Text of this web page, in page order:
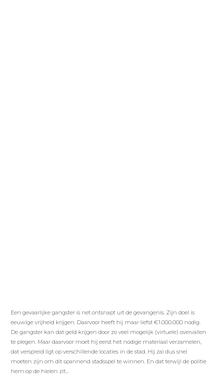
Een gevaarlijke gangster is net ontsnapt uit de gevangenis. Zijn doel is
eeuwige vrijheid krijgen. Daarvoor heeft hij maar liefst €1.000.000 nodig.
De gangster kan dat geld krijgen door zo veel mogelijk (virtuele) overvallen
te plegen. Maar daarvoor moet hij eerst het nodige materiaal verzamelen,
dat verspreid ligt op verschillende locaties in de stad. Hij zal dus snel
moeten zijn om dit spannend stadsspel te winnen. En dat terwijl de politie
hem op de hielen zit…